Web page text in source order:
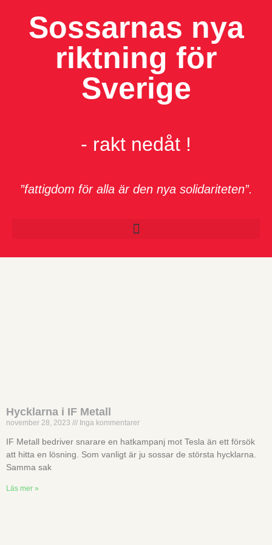
Sossarnas nya
riktning för
Sverige
- rakt nedåt !
”fattigdom för alla är den nya solidariteten”.
Hycklarna i IF Metall
november 28, 2023 Inga kommentarer
IF Metall bedriver snarare en hatkampanj mot Tesla än ett försök
att hitta en lösning. Som vanligt är ju sossar de största hycklarna.
Samma sak
Läs mer »